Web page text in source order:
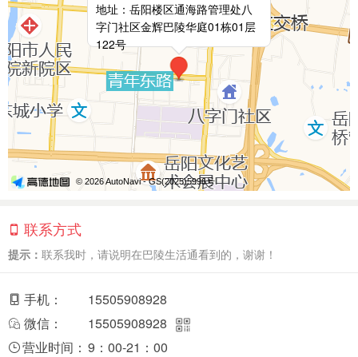
地址：岳阳楼区通海路管理处八
字门社区金辉巴陵华庭01栋01层
122号
© 2026 AutoNavi- GS(2025)5996号
联系方式
提示： 联系我时，请说明在巴陵生活通看到的，谢谢！
手机：
15505908928
微信：
15505908928
营业时间： 9：00-21：00